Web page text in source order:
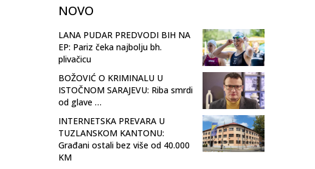
NOVO
LANA PUDAR PREDVODI BIH NA
EP: Pariz čeka najbolju bh.
plivačicu
BOŽOVIĆ O KRIMINALU U
ISTOČNOM SARAJEVU: Riba smrdi
od glave …
INTERNETSKA PREVARA U
TUZLANSKOM KANTONU:
Građani ostali bez više od 40.000
KM